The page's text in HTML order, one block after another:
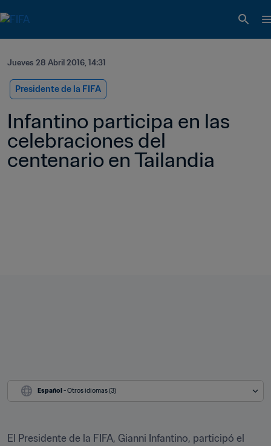
Jueves 28 Abril 2016, 14:31
Presidente de la FIFA
Infantino participa en las
celebraciones del
centenario en Tailandia
Español - Otros idiomas (3)
El Presidente de la FIFA, Gianni Infantino, participó el